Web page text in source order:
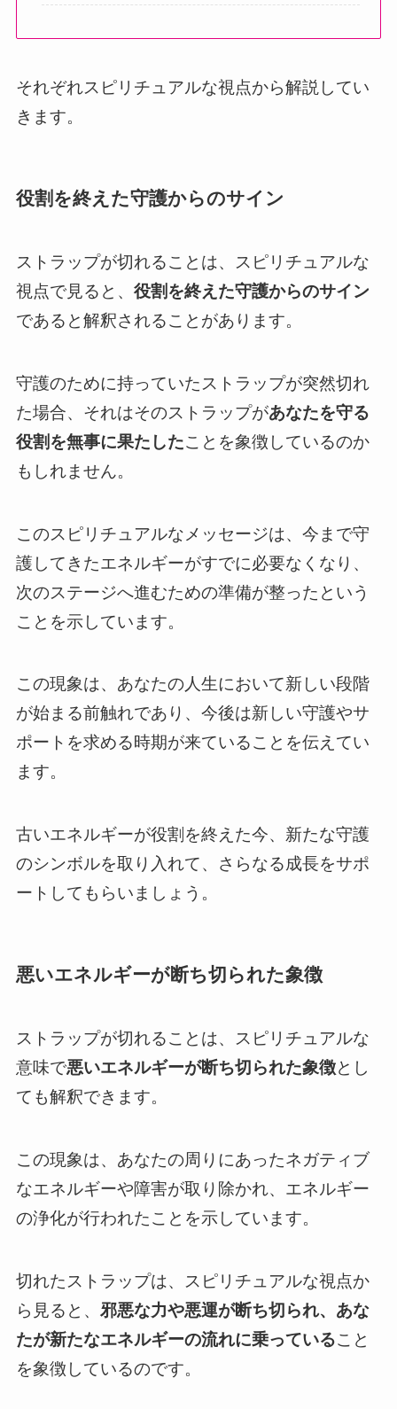
それぞれスピリチュアルな視点から解説してい
きます。
役割を終えた守護からのサイン
ストラップが切れることは、スピリチュアルな
視点で見ると、 役割を終えた守護からのサイン
であると解釈されることがあります。
守護のために持っていたストラップが突然切れ
た場合、それはそのストラップがあなたを守る
役割を無事に果たしたことを象徴しているのか
もしれません。
このスピリチュアルなメッセージは、今まで守
護してきたエネルギーがすでに必要なくなり、
次のステージへ進むための準備が整ったという
ことを示しています。
この現象は、あなたの人生において新しい段階
が始まる前触れであり、今後は新しい守護やサ
ポートを求める時期が来ていることを伝えてい
ます。
古いエネルギーが役割を終えた今、新たな守護
のシンボルを取り入れて、さらなる成長をサポ
ートしてもらいましょう。
悪いエネルギーが断ち切られた象徴
ストラップが切れることは、スピリチュアルな
意味で悪いエネルギーが断ち切られた象徴とし
ても解釈できます。
この現象は、あなたの周りにあったネガティブ
なエネルギーや障害が取り除かれ、エネルギー
の浄化が行われたことを示しています。
切れたストラップは、スピリチュアルな視点か
ら見ると、 邪悪な力や悪運が断ち切られ、あな
たが新たなエネルギーの流れに乗っていること
を象徴しているのです。